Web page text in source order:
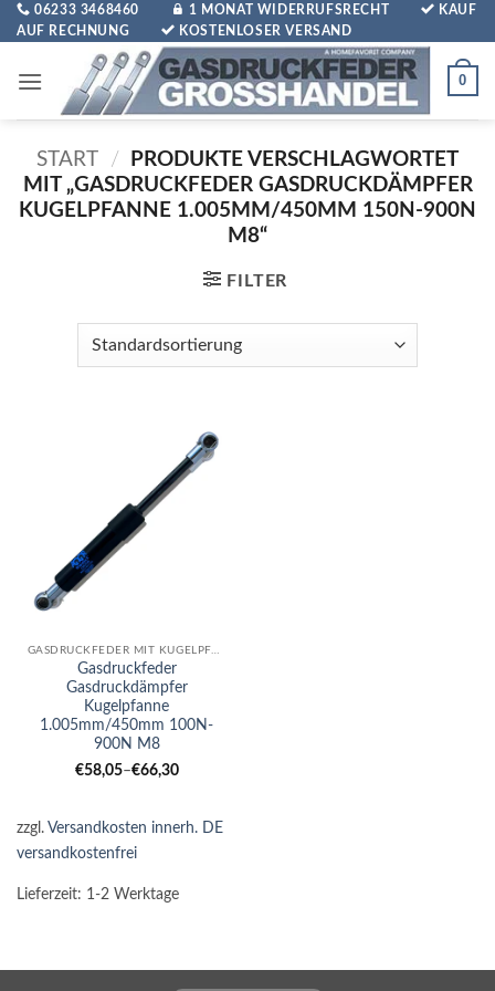
Zum
Inhalt
06233 3468460 1 MONAT WIDERRUFSRECHT
KAUF
AUF RECHNUNG
KOSTENLOSER VERSAND
0
START /
PRODUKTE VERSCHLAGWORTET
MIT „GASDRUCKFEDER GASDRUCKDÄMPFER
KUGELPFANNE 1.005MM/450MM 150N-900N
M8“
FILTER
GASDRUCKFEDER MIT KUGELPFANNE
Gasdruckfeder
Gasdruckdämpfer
Kugelpfanne
1.005mm/450mm 100N-
900N M8
€58,05–€66,30
zzgl. Versandkosten innerh. DE
versandkostenfrei
Lieferzeit: 1-2 Werktage